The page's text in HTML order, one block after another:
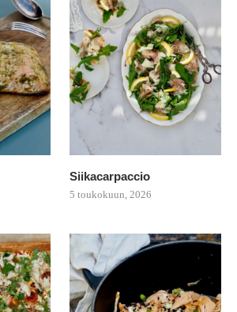
Siikacarpaccio
5 toukokuun, 2026